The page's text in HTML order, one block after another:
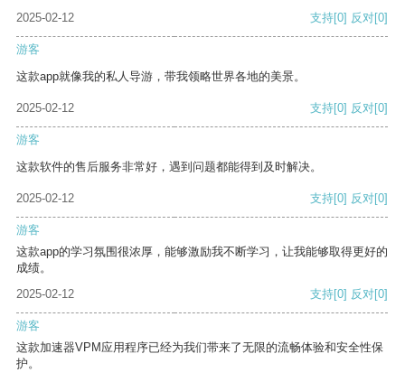
2025-02-12 支持[0] 反对[0]
游客
这款app就像我的私人导游，带我领略世界各地的美景。
2025-02-12 支持[0] 反对[0]
游客
这款软件的售后服务非常好，遇到问题都能得到及时解决。
2025-02-12 支持[0] 反对[0]
游客
这款app的学习氛围很浓厚，能够激励我不断学习，让我能够取得更好的
成绩。
2025-02-12
支持[0] 反对[0]
游客
这款加速器VPM应用程序已经为我们带来了无限的流畅体验和安全性保
护。